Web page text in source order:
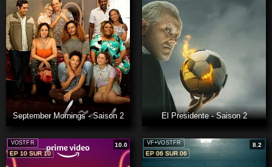
September Mornings - Saison 2 El Presidente - Saison 2
VOSTFR
10.0
EP 10 SUR 10
VF+VOSTFR
8.2
EP 06 SUR 06